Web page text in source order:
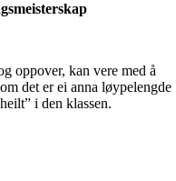
oppover, kan vere med å
det er ei anna løypelengde
i den klassen.